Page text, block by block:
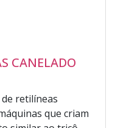
CANELADO
retilíneas
que criam